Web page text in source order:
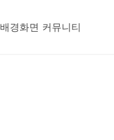
배경화면 커뮤니티